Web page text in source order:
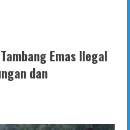
Emas Ilegal
dan